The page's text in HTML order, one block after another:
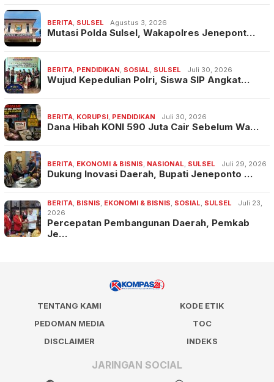
BERITA SULSEL Agustus 3, 2026
Mutasi Polda Sulsel, Wakapolres Jenepont…
BERITA PENDIDIKAN SOSIAL SULSEL Juli 30, 2026
Wujud Kepedulian Polri, Siswa SIP Angkat…
BERITA KORUPSI PENDIDIKAN Juli 30, 2026
Dana Hibah KONI 590 Juta Cair Sebelum Wa…
BERITA EKONOMI & BISNIS NASIONAL SULSEL Juli 29, 2026
Dukung Inovasi Daerah, Bupati Jeneponto …
BERITA BISNIS EKONOMI & BISNIS SOSIAL SULSEL
Juli 23,
2026
Percepatan Pembangunan Daerah, Pemkab
Je…
TENTANG KAMI
KODE ETIK
PEDOMAN MEDIA
TOC
DISCLAIMER
INDEKS
JARINGAN SOCIAL